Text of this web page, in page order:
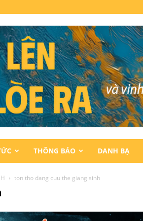
THÔNG BÁO DANH BẠ
ton tho dang cuu the giang sinh